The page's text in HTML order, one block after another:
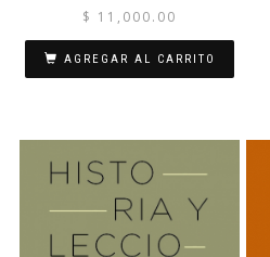
$ 11,000.00
AGREGAR AL CARRITO